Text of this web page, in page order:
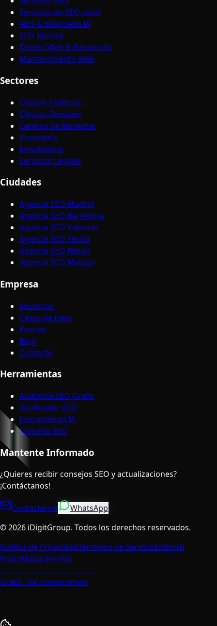
Servicios de SEO Local
AEO & Búsqueda IA
SEO Técnico
Diseño Web & Desarrollo
Mantenimiento Web
Sectores
Clínicas Estéticas
Clínicas Dentales
Centros de Bienestar
Hostelería
Inmobiliario
Servicios Legales
Ciudades
Agencia SEO Madrid
Agencia SEO Barcelona
Agencia SEO Valencia
Agencia SEO Sevilla
Agencia SEO Bilbao
Agencia SEO Málaga
Empresa
Nosotros
Casos de Éxito
Precios
Blog
Contacto
Herramientas
Auditoría SEO Gratis
Verificador AEO
Herramienta IA
Glosario SEO
Mantente Informado
¿Quieres recibir consejos SEO y actualizaciones?
¡Contáctanos!
Contáctanos
WhatsApp
©2026 iDigitGroup. Todos los derechos reservados.
Política de PrivacidadTérminos de ServicioEditorial
PolicyMapa del sitio
Gratis · Sin compromiso